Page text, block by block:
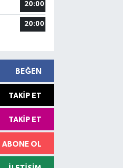
20:00
20:00
BEĞEN
TAKIP ET
TAKIP ET
ABONE OL